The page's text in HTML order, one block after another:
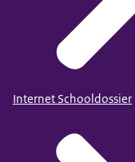
Internet Schooldossier